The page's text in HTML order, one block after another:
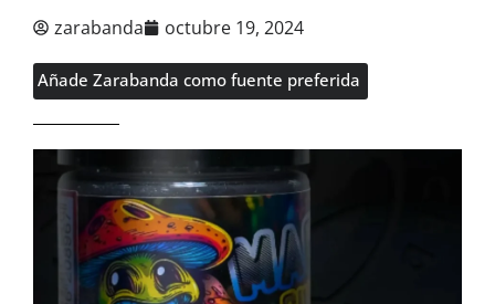
zarabanda octubre 19, 2024
Añade Zarabanda como fuente preferida